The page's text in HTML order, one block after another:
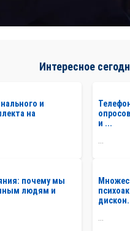
Интересное
и
на
и ...
...
почему мы
людям и